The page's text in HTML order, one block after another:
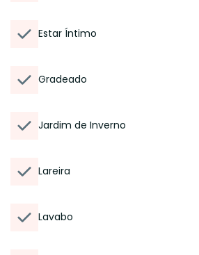
Estar Íntimo
Gradeado
Jardim de Inverno
Lareira
Lavabo